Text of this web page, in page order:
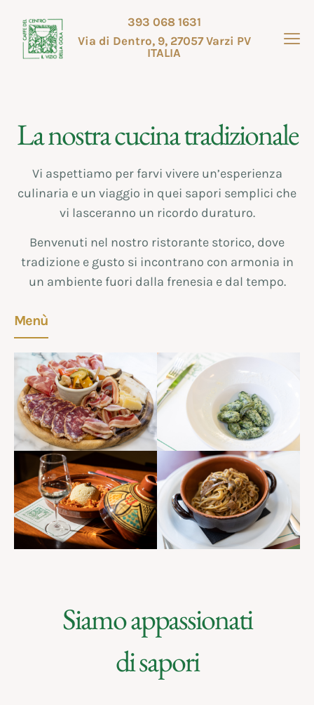
393 068 1631
Via di Dentro, 9, 27057 Varzi PV
ITALIA
La nostra cucina tradizionale
Vi aspettiamo per farvi vivere un’esperienza
culinaria e un viaggio in quei sapori semplici che
vi lasceranno un ricordo duraturo.
Benvenuti nel nostro ristorante storico, dove
tradizione e gusto si incontrano con armonia in
un ambiente fuori dalla frenesia e dal tempo.
Menù
Siamo appassionati
di sapori